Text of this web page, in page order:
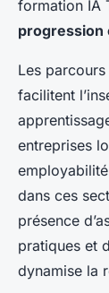
formation IA
progression
Les parcours
facilitent
entreprises
dans ces
présence
pratiques et
dynamise la